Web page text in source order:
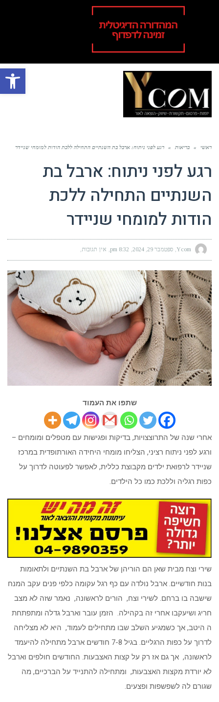
פתח
ראשי » בריאות » רגע לפני ניתוח: ארבל בת השנתיים התחילה ללכת הודות למומחי שניידר
רגע לפני ניתוח: ארבל בת
השנתיים התחילה ללכת
הודות למומחי שניידר
Ycom ספטמבר 29, 2024 8:32 pm אין תגובות
שתפו את העמוד
אחרי שנה של התרוצצויות, בדיקות ופגישות עם מטפלים ומומחים –
ורגע לפני ניתוח רציני, הצליחו מומחי היחידה האורתופדית במרכז
שניידר לרפואת ילדים מקבוצת כללית, לאפשר לפעוטה לדרוך על
כפות רגליה וללכת כמו כל הילדים.
שירי וצח מבית שאן הם הוריהן של ארבל בת השנתיים ולתאומות
בנות חודשיים. ארבל נולדה עם כף רגל עקומה כלפי פנים עקב המנח
שישבה בו ברחם. לשירי וצח, הורים לראשונה, נאמר שזה לא מצב
חריג ושיעקבו אחרי זה בקהילה. הזמן עובר וארבל גדלה ומתפתחת
ה היטב, אך כשמגיע השלב שבו מתחילים לעמוד, היא לא מצליחה
לדרוך על כפות הרגליים. בגיל 7-8 חודשים ארבל מתחילה להיעמד
לראשונה, אך גם אז רק על קצות האצבעות. החודשים חולפים וארבל
לא יורדת מקצות האצבעות, ומתחילה להתנייד על הברכיים, מה
שגורם לה לשפשפות ופצעים.